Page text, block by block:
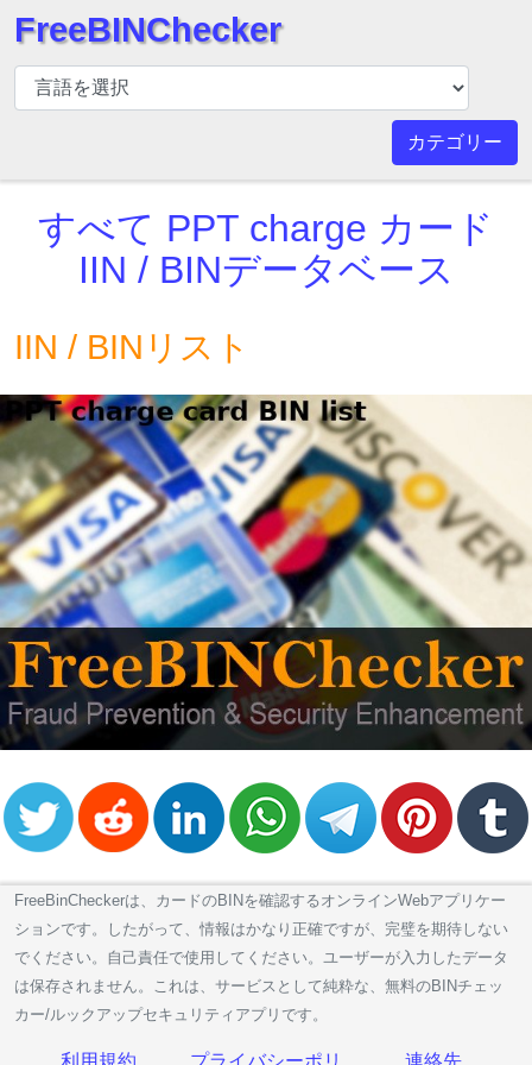
BIN
チ
ー
BIN
号
BIN
API
BIN
Generator
BIN
Checker
v2
BIN
CC
Generator
Banks
Credit
Card
Validator
Credit
Card
Generator
Random
FreeBINChecker
カテゴリー
すべて PPT charge カード
IIN / BINデータベース
IIN / BINリスト
FreeBinCheckerは、カードのBINを確認するオンラインWebアプリケー
ションです。したがって、情報はかなり正確ですが、完璧を期待しない
でください。自己責任で使用してください。ユーザーが入力したデータ
は保存されません。これは、サービスとして純粋な、無料のBINチェッ
カー/ルックアップセキュリティアプリです。
利用規約 プライバシーポリ 連絡先